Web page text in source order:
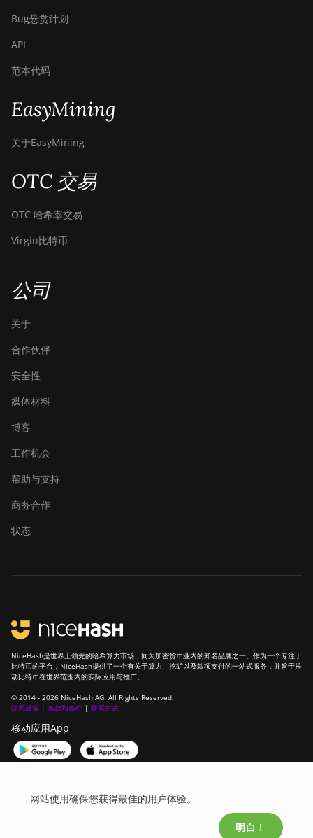
Bug悬赏计划
API
范本代码
EasyMining
关于EasyMining
OTC 交易
OTC 哈希率交易
Virgin比特币
公司
关于
合作伙伴
安全性
媒体材料
博客
工作机会
帮助与支持
商务合作
状态
NiceHash是世界上领先的哈希算力市场，同为加密货币业内的知名品牌之一。作为一个专注于
比特币的平台，NiceHash提供了一个有关于算力、挖矿以及款项支付的一站式服务，并旨于推
动比特币在世界范围内的实际应用与推广。
© 2014 - 2026 NiceHash AG. All Rights Reserved.
隐私政策 | 条款和条件 | 联系方式
移动应用App
网站使用确保您获得最佳的用户体验。
明白！